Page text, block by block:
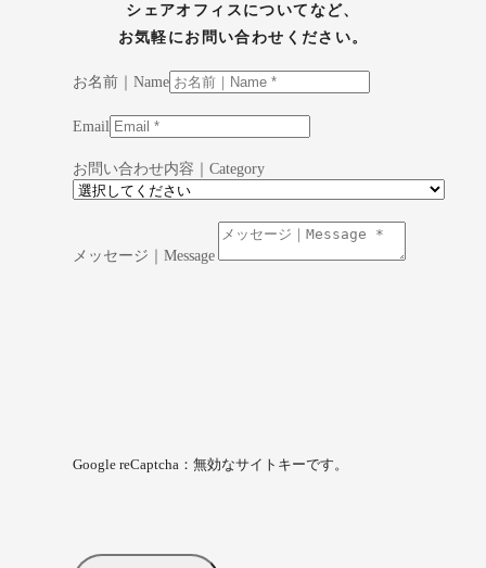
シェアオフィスについてなど、
お気軽にお問い合わせください。
お名前｜Name
Email
お問い合わせ内容｜Category
メッセージ｜Message
Google reCaptcha：無効なサイトキーです。